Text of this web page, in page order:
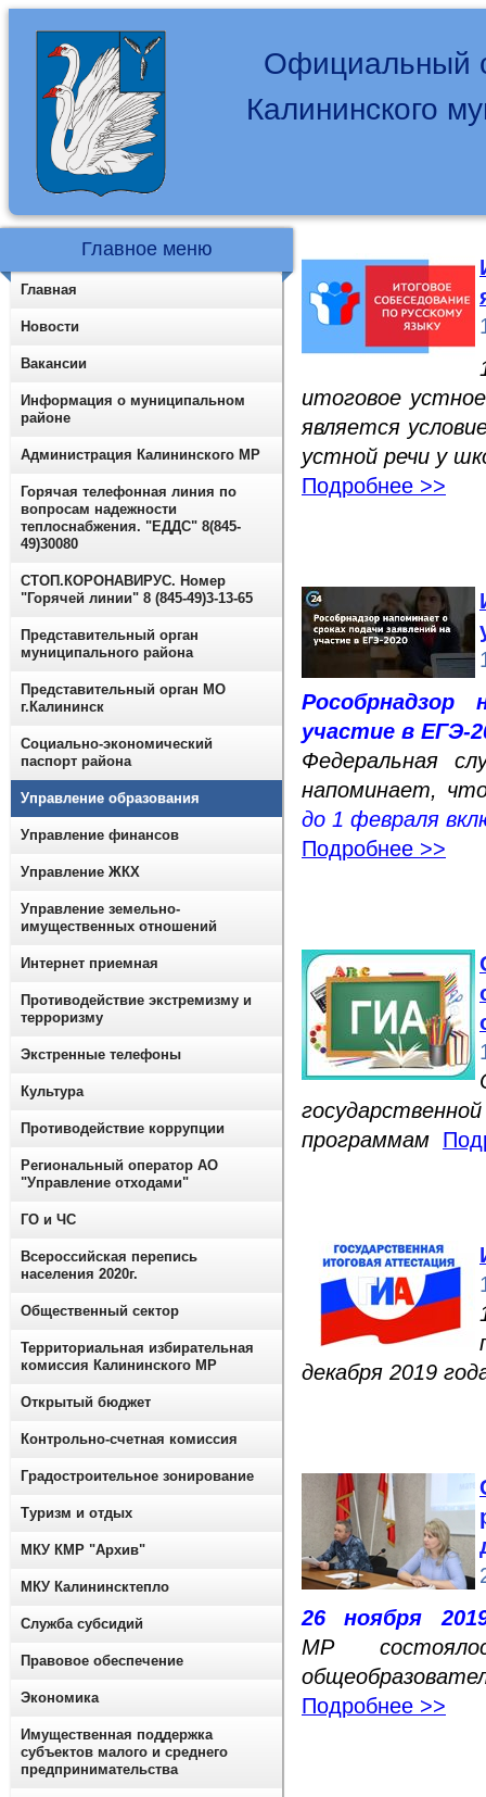
Официальный
Калининского
итоговое
является
устной речи у
Подробнее >>
Рособрнадзор
участие в ЕГЭ-
Федеральная
напоминает,
до 1 февраля
Подробнее >>
программам
декабря 2019
26 ноября
МР
Подробнее >>
Главное меню
Главная
Новости
Вакансии
Информация о муниципальном
районе
Администрация Калининского МР
Горячая телефонная линия по
вопросам надежности
теплоснабжения. "ЕДДС" 8(845-
49)30080
СТОП.КОРОНАВИРУС. Номер
"Горячей линии" 8 (845-49)3-13-65
Представительный орган
муниципального района
Представительный орган МО
г.Калининск
Социально-экономический
паспорт района
Управление образования
Управление финансов
Управление ЖКХ
Управление земельно-
имущественных отношений
Интернет приемная
Противодействие экстремизму и
терроризму
Экстренные телефоны
Культура
Противодействие коррупции
Региональный оператор АО
"Управление отходами"
ГО и ЧС
Всероссийская перепись
населения 2020г.
Общественный сектор
Территориальная избирательная
комиссия Калининского МР
Открытый бюджет
Контрольно-счетная комиссия
Градостроительное зонирование
Туризм и отдых
МКУ КМР "Архив"
МКУ Калининсктепло
Служба субсидий
Правовое обеспечение
Экономика
Имущественная поддержка
субъектов малого и среднего
предпринимательства